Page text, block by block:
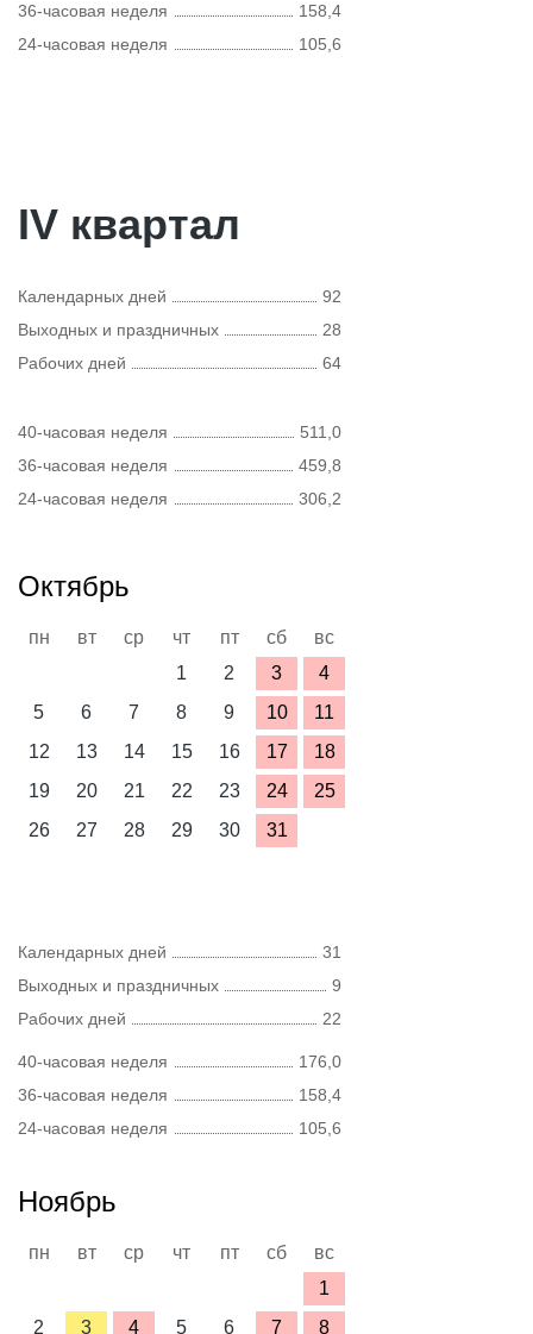
36-часовая неделя
158,4
24-часовая неделя
105,6
IV квартал
Календарных дней
92
Выходных и праздничных
28
Рабочих дней
64
40-часовая неделя
511,0
36-часовая неделя
459,8
24-часовая неделя
306,2
Октябрь
пн вт ср чт пт сб
вс
1
2 3
4
5
6 7 8 9 10
11
12
13 14 15 16 17
18
19
20 21 22 23 24
25
26
27 28 29 30 31
Календарных дней
31
Выходных и праздничных
9
Рабочих дней
22
40-часовая неделя
176,0
36-часовая неделя
158,4
24-часовая неделя
105,6
Ноябрь
пн вт ср чт пт сб
вс
1
2
3 4 5 6 7 8